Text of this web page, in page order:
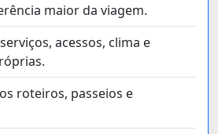
maior da viagem.
acessos, clima e
roteiros, passeios e